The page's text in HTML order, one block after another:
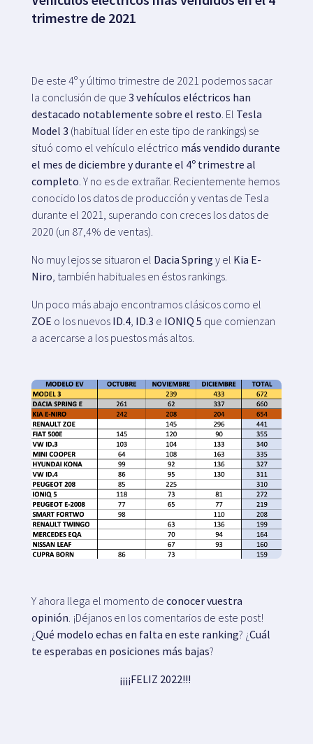
trimestre de 2021
De este 4º y último trimestre de 2021 podemos sacar
la conclusión de que 3 vehículos eléctricos han
destacado notablemente sobre el resto. El Tesla
Model 3 (habitual líder en este tipo de rankings) se
situó como el vehículo eléctrico más vendido durante
el mes de diciembre y durante el 4º trimestre al
completo. Y no es de extrañar. Recientemente hemos
conocido los datos de producción y ventas de Tesla
durante el 2021, superando con creces los datos de
2020 (un 87,4% de ventas).
No muy lejos se situaron el Dacia Spring y el Kia E-
Niro, también habituales en éstos rankings.
Un poco más abajo encontramos clásicos como el
ZOE o los nuevos ID.4, ID.3 e IONIQ 5 que comienzan
a acercarse a los puestos más altos.
Y ahora llega el momento de conocer vuestra
opinión . ¡Déjanos en los comentarios de este post!
¿Qué modelo echas en falta en este ranking? ¿Cuál
te esperabas en posiciones más bajas?
¡¡¡¡FELIZ 2022!!!